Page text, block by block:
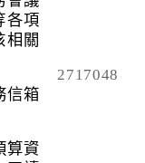
各項
相關
信箱
算資
2717048